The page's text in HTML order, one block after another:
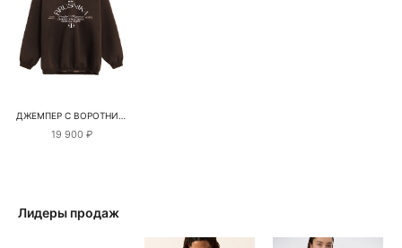
ДЖЕМПЕР С ВОРОТНИКОМ-СТОЙКОЙ
19 900 ₽
Лидеры продаж